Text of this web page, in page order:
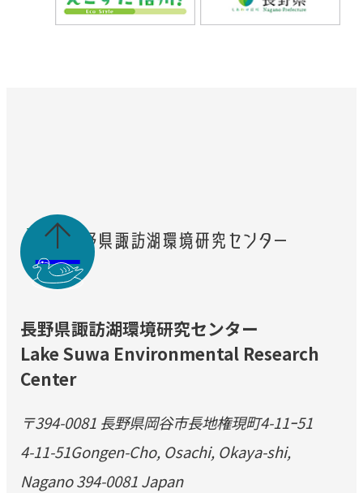

長野県諏訪湖環境研究センター
Lake Suwa Environmental Research
Center
〒394-0081 長野県岡谷市長地権現町4-11ｰ51
4-11-51Gongen-Cho, Osachi, Okaya-shi,
Nagano 394-0081 Japan